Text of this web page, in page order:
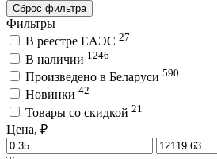
Сброс фильтра
Фильтры
В реестре ЕАЭС 27
В наличии 1246
Произведено в Беларуси 590
Новинки 42
Товары со скидкой 21
Цена, ₽